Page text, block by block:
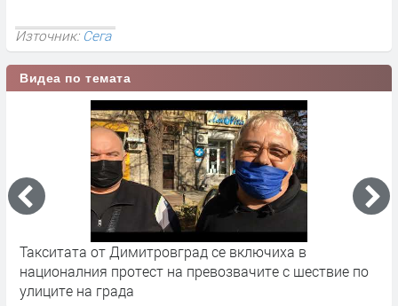
Източник:Сега
Видеа по темата
Такситата от Димитровград се включиха в
националния протест на превозвачите с шествие по
улиците на града